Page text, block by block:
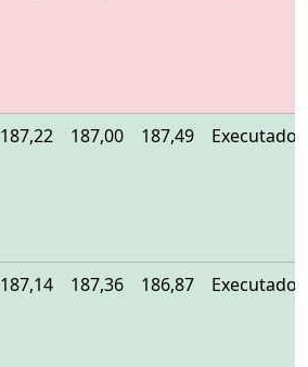
187,22 187,00 187,49 Executado
187,14 187,36 186,87 Executado